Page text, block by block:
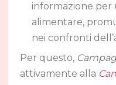
informazione per
alimentare,
nei confronti
Per questo,
attivamente alla